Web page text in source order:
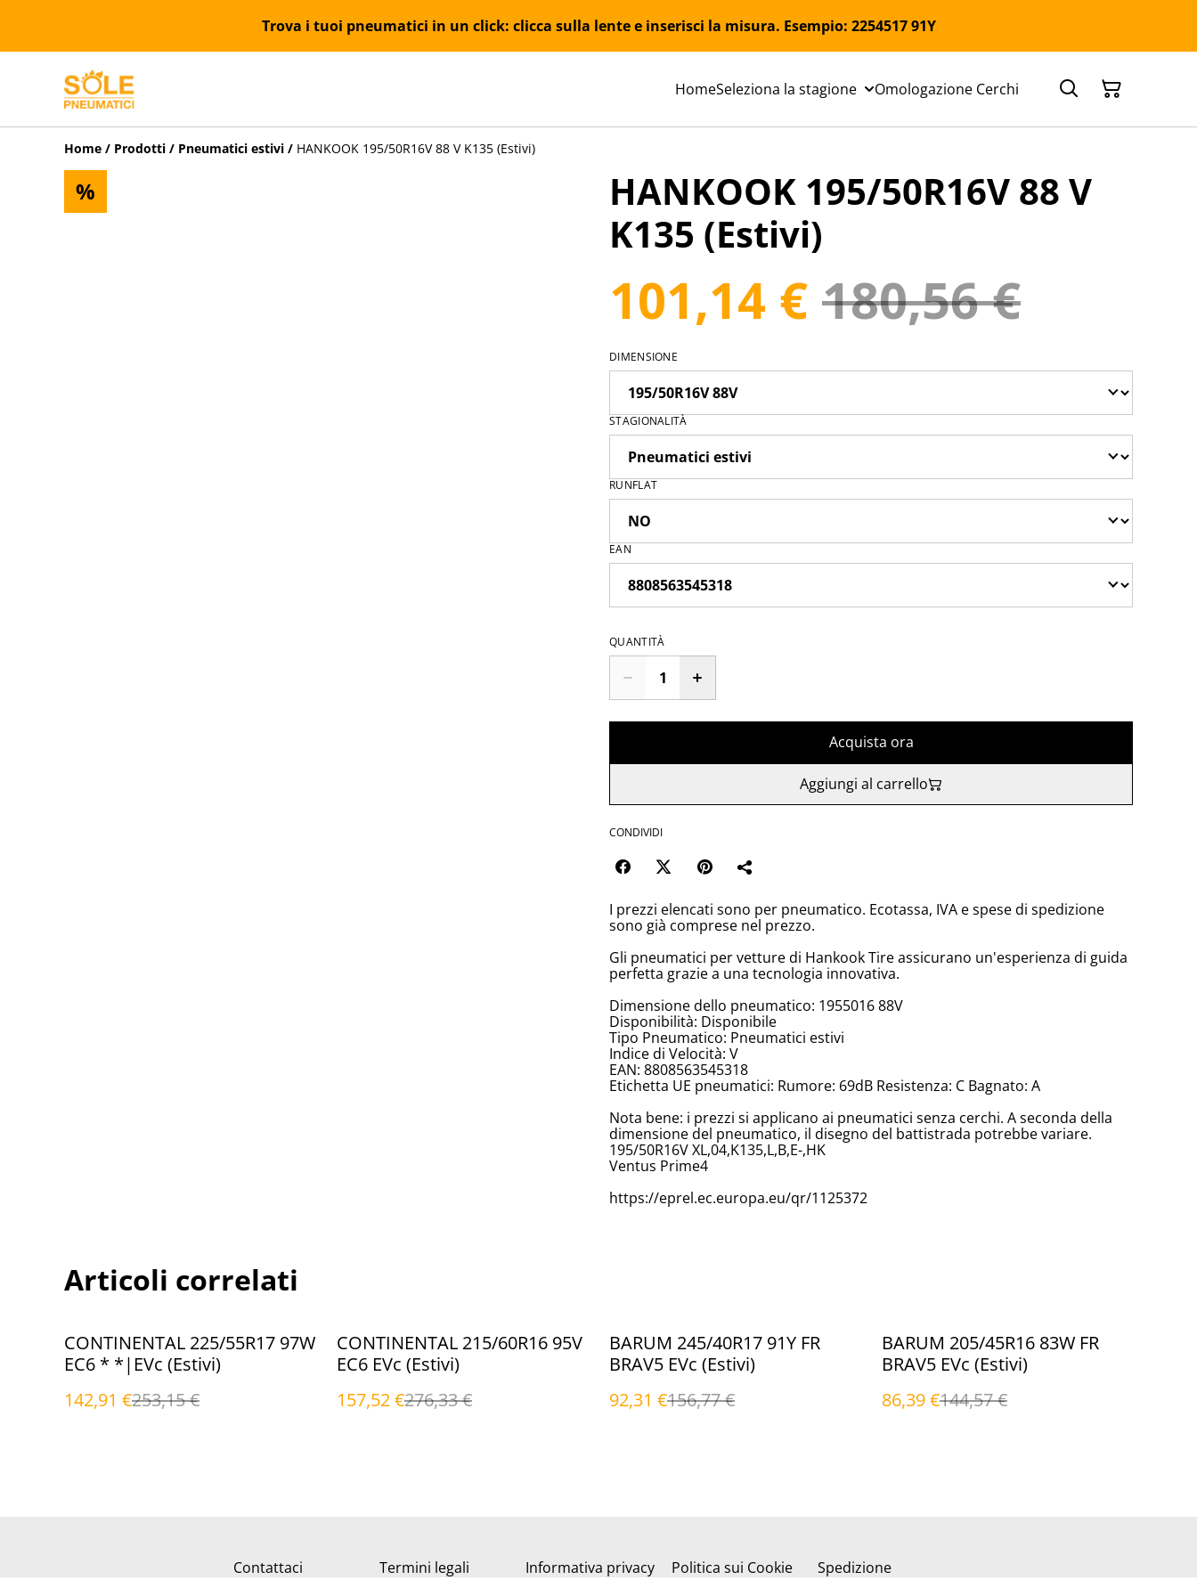
Trova i tuoi pneumatici in un click: clicca sulla lente e inserisci la misura. Esempio: 2254517 91Y
HomeSeleziona la stagione Omologazione Cerchi
Home / Prodotti / Pneumatici estivi / HANKOOK 195/50R16V 88 V K135 (Estivi)
%
HANKOOK 195/50R16V 88 V
K135 (Estivi)
101,14 € 180,56 €
DIMENSIONE
STAGIONALITÀ
RUNFLAT
EAN
QUANTITÀ
Acquista ora
Aggiungi al carrello
CONDIVIDI
I prezzi elencati sono per pneumatico. Ecotassa, IVA e spese di spedizione
sono già comprese nel prezzo.
Gli pneumatici per vetture di Hankook Tire assicurano un'esperienza di guida
perfetta grazie a una tecnologia innovativa.
Dimensione dello pneumatico: 1955016 88V
Disponibilità: Disponibile
Tipo Pneumatico: Pneumatici estivi
Indice di Velocità: V
EAN: 8808563545318
Etichetta UE pneumatici: Rumore: 69dB Resistenza: C Bagnato: A
Nota bene: i prezzi si applicano ai pneumatici senza cerchi. A seconda della
dimensione del pneumatico, il disegno del battistrada potrebbe variare.
195/50R16V XL,04,K135,L,B,E-,HK
Ventus Prime4
https://eprel.ec.europa.eu/qr/1125372
Articoli correlati
%
CONTINENTAL 225/55R17 97W
EC6 * *|EVc (Estivi)
142,91 €253,15 €
%
CONTINENTAL 215/60R16 95V
EC6 EVc (Estivi)
157,52 €276,33 €
%
BARUM 245/40R17 91Y FR
BRAV5 EVc (Estivi)
92,31 €156,77 €
%
BARUM 205/45R16 83W FR
BRAV5 EVc (Estivi)
86,39 €144,57 €
Contattaci Termini legali Informativa privacy Politica sui Cookie Spedizione